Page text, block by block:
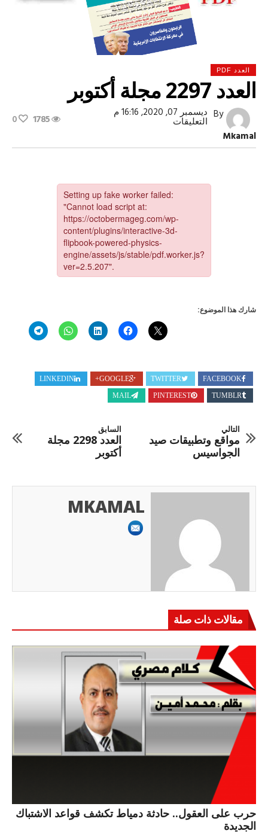
العدد PDF
العدد 2297 مجلة أكتوبر
By
Mkamal
ديسمبر 07, 2020, 16:16 م
التعليقاتعلى
مجلة
1785
0
شارك هذا الموضوع:
FACEBOOK
TWITTER
GOOGLE+
LINKEDIN
TUMBLR
PINTEREST
MAIL
السابق
العدد 2298 مجلة
أكتوبر
التالي
مواقع وتطبيقات صيد
الجواسيس
MKAMAL
مقالات ذات صلة
حرب على العقول.. حادثة دمياط تكشف قواعد الاشتباك
الجديدة